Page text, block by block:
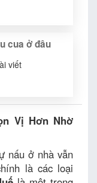
cua ở đâu
viết
Vị Hơn Nhờ
nấu ở nhà vẫn
là các loại